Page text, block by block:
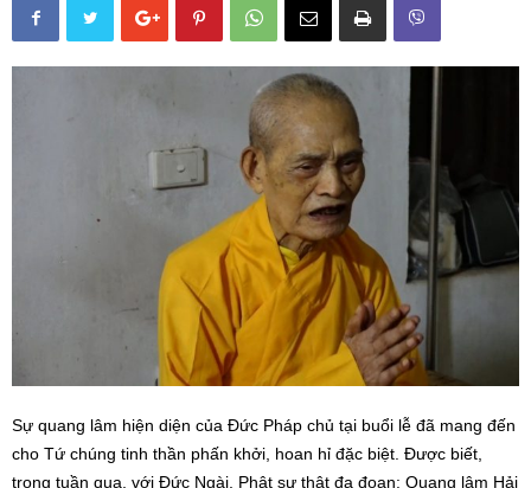
Sự quang lâm hiện diện của Đức Pháp chủ tại buổi lễ đã mang đến
cho Tứ chúng tinh thần phấn khởi, hoan hỉ đặc biệt. Được biết,
trong tuần qua, với Đức Ngài, Phật sự thật đa đoan: Quang lâm Hải